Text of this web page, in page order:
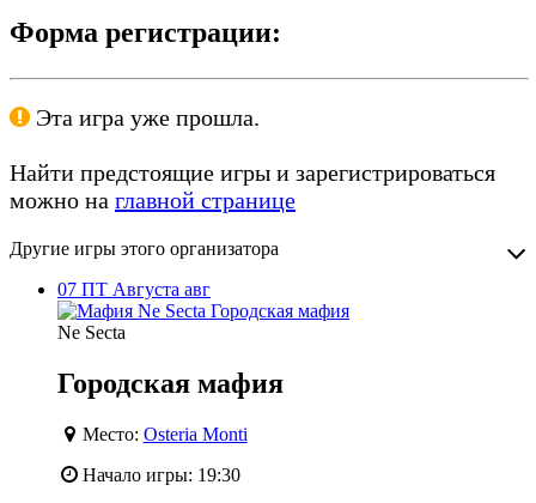
Форма регистрации:
Эта игра уже прошла.
Найти предстоящие игры и зарегистрироваться
можно на главной странице
Другие игры этого организатора
07 ПТ Августа авг
Ne Secta
Городская мафия
Место: Osteria Monti
Начало игры: 19:30